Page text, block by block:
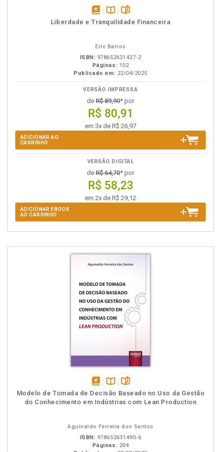
disponível
Disponível
páginas
Liberdade e Tranquilidade Financeira
Eric Barros
ISBN: 978652631427-2
Páginas: 102
Publicado em: 22/04/2025
VERSÃO IMPRESSA
de R$ 89,90* por
R$ 80,91
em 3x de R$ 26,97
ADICIONAR AO
CARRINHO
VERSÃO DIGITAL
de R$ 64,70* por
R$ 58,23
em 2x de R$ 29,12
ADICIONAR EBOOK
AO CARRINHO
disponível
em
Disponível
na
páginas
Modelo de Tomada de Decisão Baseado no Uso da Gestão
do Conhecimento em Indústrias com Lean Production
Aguinaldo Ferreira dos Santos
ISBN: 978652631490-6
Páginas: 204